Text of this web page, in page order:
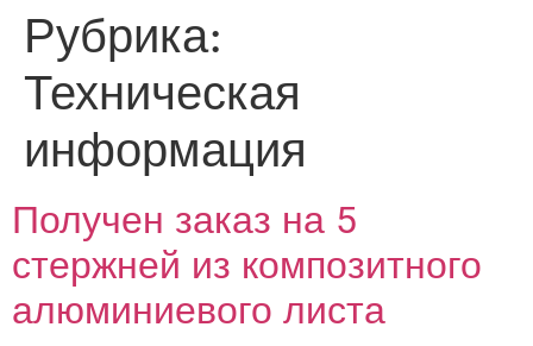
Рубрика:
Техническая
информация
Получен заказ на 5
стержней из композитного
алюминиевого листа